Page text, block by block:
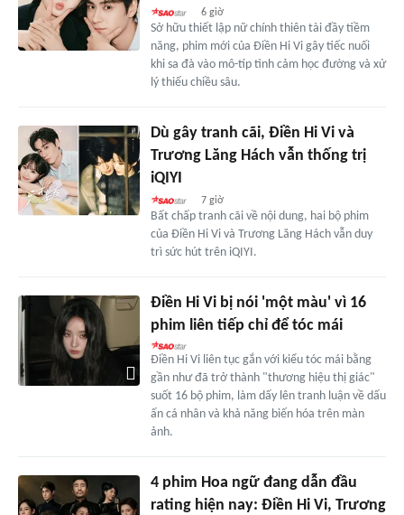
6 giờ
Sở hữu thiết lập nữ chính thiên tài đầy tiềm
năng, phim mới của Điền Hi Vi gây tiếc nuối
khi sa đà vào mô-típ tình cảm học đường và xử
lý thiếu chiều sâu.
Dù gây tranh cãi, Điền Hi Vi và
Trương Lăng Hách vẫn thống trị
iQIYI
7 giờ
Bất chấp tranh cãi về nội dung, hai bộ phim
của Điền Hi Vi và Trương Lăng Hách vẫn duy
trì sức hút trên iQIYI.
Điền Hi Vi bị nói 'một màu' vì 16
phim liên tiếp chỉ để tóc mái
Điền Hi Vi liên tục gắn với kiểu tóc mái bằng
gần như đã trở thành "thương hiệu thị giác"
suốt 16 bộ phim, làm dấy lên tranh luận về dấu
ấn cá nhân và khả năng biến hóa trên màn
ảnh.
4 phim Hoa ngữ đang dẫn đầu
rating hiện nay: Điền Hi Vi, Trương